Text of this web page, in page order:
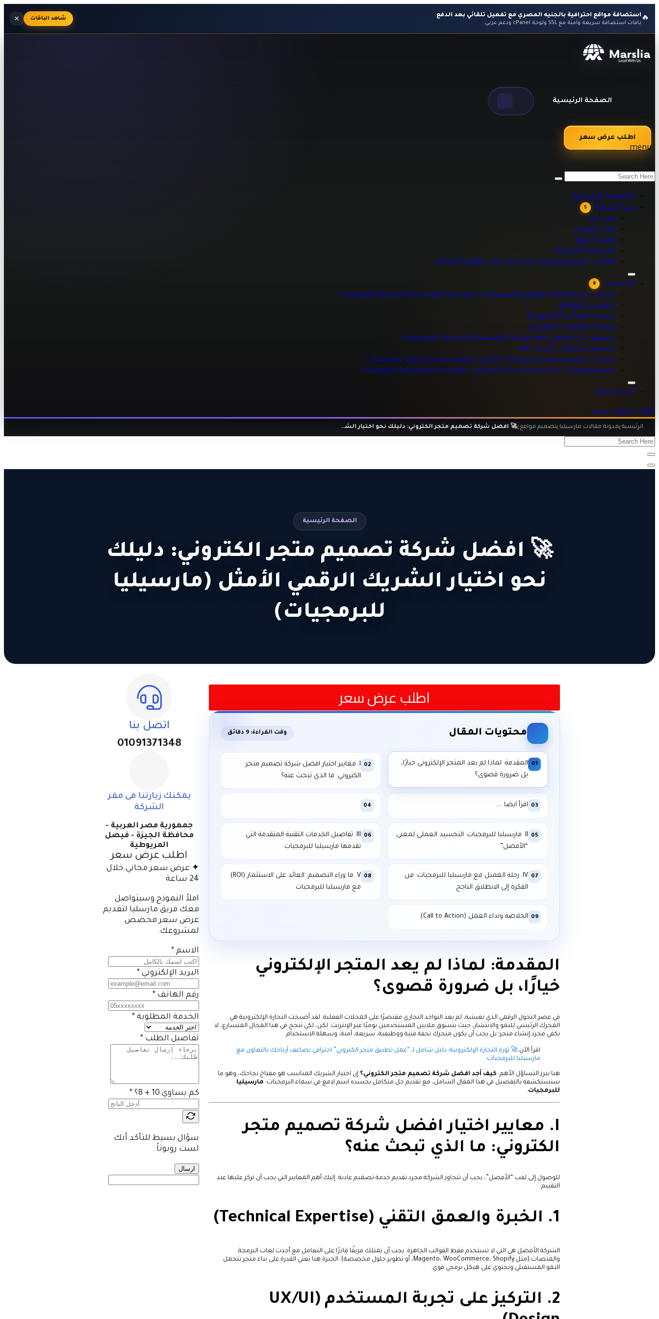
🔥 استضافة مواقع احترافية بالجنيه المصري مع تفعيل تلقائي بعد الدفع
باقات استضافة سريعة وآمنة مع SSL ولوحة cPanel ودعم عربي.
شاهد الباقات ×
الصفحة الرئيسية
اراء العملاء
الاسئلة الشائعه
مقالات تقنية وبرمجية تساعدك على تطوير أعمالك
خدمات استضافة المواقع والسيرفرات المدارة | مؤسسة مارسيليا للبرمجيات
برمجة المتاجر الالكترونية
برمجة تطبيقات الموبايل
تسويق ذكي وحلول نمو رقمية | مؤسسة مارسيليا للبرمجيات
تحسين محركات البحث seo
خدمات تصميم موشن جرافيك احترافي | مؤسسة مارسيليا للبرمجيات
تصميم هويات تجارية وبناء براند احترافي | مؤسسة مارسيليا للبرمجيات
اطلب عرض سعر
menu
الصفحة الرئيسية
عن الشركة
5
من نحن
اراء العملاء
طرق الدفع
الاسئلة الشائعه
مقالات تقنية وبرمجية تساعدك على تطوير أعمالك
الخدمات 8
خدمات استضافة المواقع والسيرفرات المدارة | مؤسسة مارسيليا للبرمجيات
تصميم المواقع
برمجة المتاجر الالكترونية
برمجة تطبيقات الموبايل
تسويق ذكي وحلول نمو رقمية | مؤسسة مارسيليا للبرمجيات
تحسين محركات البحث seo
خدمات تصميم موشن جرافيك احترافي | مؤسسة مارسيليا للبرمجيات
تصميم هويات تجارية وبناء براند احترافي | مؤسسة مارسيليا للبرمجيات
آخر الاعمال
اطلب عرض سعر
الرئيسية مدونة مقالات مارسيليا تصميم مواقع 🚀 افضل شركة تصميم متجر الكتروني: دليلك نحو اختيار الشريك الرقمي الأمثل (مارسيليا للبرمجيات)
الصفحة الرئيسية
🚀 افضل شركة تصميم متجر الكتروني: دليلك
نحو اختيار الشريك الرقمي الأمثل (مارسيليا
للبرمجيات)
اطلب عرض سعر
محتويات المقال وقت القراءة: 9 دقائق
01
المقدمة: لماذا لم يعد المتجر الإلكتروني خيارًا،
بل ضرورة قصوى؟
02
I. معايير اختيار افضل شركة تصميم متجر
الكتروني: ما الذي تبحث عنه؟
03 اقرأ ايضا …. 04
05
II. مارسيليا للبرمجيات: التجسيد العملي لمعنى
“الأفضل”
06
III. تفاصيل الخدمات التقنية المتقدمة التي
تقدمها مارسيليا للبرمجيات
07
IV. رحلة العميل مع مارسيليا للبرمجيات: من
الفكرة إلى الانطلاق الناجح
08
V. ما وراء التصميم: العائد على الاستثمار (ROI)
مع مارسيليا للبرمجيات
09 الخلاصة ونداء العمل (Call to Action)
المقدمة: لماذا لم يعد المتجر الإلكتروني
خيارًا، بل ضرورة قصوى؟
في عصر التحول الرقمي الذي نعيشه، لم يعد التواجد التجاري مقتصرًا على المحلات الفعلية. لقد أصبحت التجارة الإلكترونية هي
المحرك الرئيسي للنمو والانتشار، حيث يتسوق ملايين المستخدمين يوميًا عبر الإنترنت. لكن، لكي تنجح في هذا المجال المتسارع، لا
يكفي مجرد إنشاء متجر؛ بل يجب أن يكون متجرك تحفة فنية ووظيفية، سريعة، آمنة، وسهلة الاستخدام.
اقرأ الآن:🚀 ثورة التجارة الإلكترونية: دليل شامل لـ “عمل تطبيق متجر الكتروني” احترافي يضاعف أرباحك بالتعاون مع
مارسيليا للبرمجيات
هنا يبرز التساؤل الأهم: كيف أجد افضل شركة تصميم متجر الكتروني؟ إن اختيار الشريك المناسب هو مفتاح نجاحك، وهو ما
سنستكشفه بالتفصيل في هذا المقال الشامل، مع تقديم حل متكامل يجسده اسم لامع في سماء البرمجيات: مارسيليا
للبرمجيات.
I. معايير اختيار افضل شركة تصميم متجر
الكتروني: ما الذي تبحث عنه؟
للوصول إلى لقب “الأفضل”، يجب أن تتجاوز الشركة مجرد تقديم خدمة تصميم عادية. إليك أهم المعايير التي يجب أن تركز عليها عند
التقييم:
1. الخبرة والعمق التقني (Technical Expertise)
الشركة الأفضل هي التي لا تستخدم فقط القوالب الجاهزة. يجب أن تمتلك فريقًا قادرًا على التعامل مع أحدث لغات البرمجة
والمنصات (مثل Magento، WooCommerce، Shopify، أو تطوير حلول مخصصة). الخبرة هنا تعني القدرة على بناء متجر يتحمل
النمو المستقبلي ويحتوي على هيكل برمجي قوي.
2. التركيز على تجربة المستخدم (UX/UI
اتصل بنا
01091371348
يمكنك زيارتنا فى مقر
الشركة
جمهورية مصر العربية -
محافظة الجيزة - فيصل
المريوطية
اطلب عرض سعر
✦ عرض سعر مجاني خلال
24 ساعة
املأ النموذج وسيتواصل
معك فريق مارسليا لتقديم
عرض سعر مخصص
لمشروعك.
الاسم *
البريد الإلكتروني *
رقم الهاتف *
الخدمة المطلوبة *
تفاصيل الطلب *
كم يساوي 10 + 8؟ *
سؤال بسيط للتأكد أنك
لست روبوتاً.
ارسال